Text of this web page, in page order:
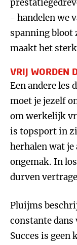
- handelen we
spanning bloot
maakt het
VRIJ WORDEN
Een andere les
moet je jezelf
om werkelijk
is topsport in
herhalen wat
ongemak. In
durven
Pluijms
constante dans
Succes is geen